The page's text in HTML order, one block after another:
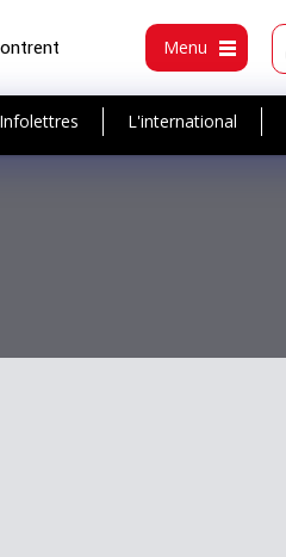
Menu
Infolettres L'international